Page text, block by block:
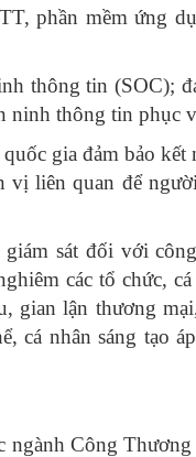
phần mềm ứng
thông tin (SOC);
ninh thông tin phục
gia đảm bảo
liên quan để
sát đối với
các tổ chức,
gian lận thương
nhân sáng tạo
Công